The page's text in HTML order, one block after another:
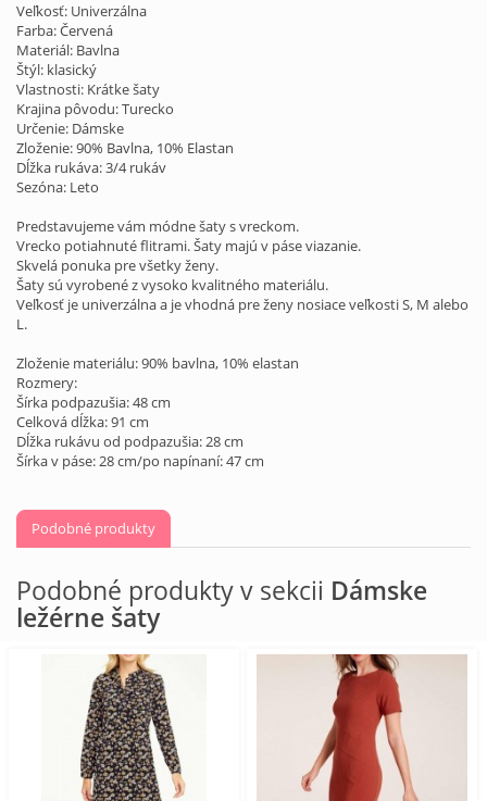
Veľkosť: Univerzálna
Farba: Červená
Materiál: Bavlna
Štýl: klasický
Vlastnosti: Krátke šaty
Krajina pôvodu: Turecko
Určenie: Dámske
Zloženie: 90% Bavlna, 10% Elastan
Dĺžka rukáva: 3/4 rukáv
Sezóna: Leto
Predstavujeme vám módne šaty s vreckom.
Vrecko potiahnuté flitrami. Šaty majú v páse viazanie.
Skvelá ponuka pre všetky ženy.
Šaty sú vyrobené z vysoko kvalitného materiálu.
Veľkosť je univerzálna a je vhodná pre ženy nosiace veľkosti S, M alebo
L.
Zloženie materiálu: 90% bavlna, 10% elastan
Rozmery:
Šírka podpazušia: 48 cm
Celková dĺžka: 91 cm
Dĺžka rukávu od podpazušia: 28 cm
Šírka v páse: 28 cm/po napínaní: 47 cm
Podobné produkty
Podobné produkty v sekcii Dámske
ležérne šaty